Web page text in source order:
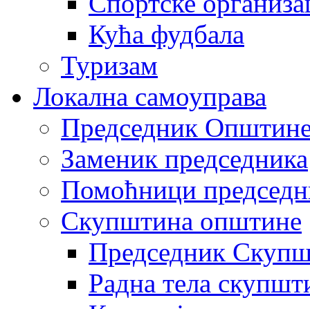
Кућа фудбала
Туризам
Локална самоуправа
Председник
Заменик председника
Помоћници
Скупштина општине
Председник
Радна тела